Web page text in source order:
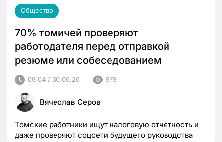
Общество
70% томичей проверяют
работодателя перед отправкой
резюме или собеседованием
09:04 / 30.06.26 979
Вячеслав Серов
Томские работники ищут налоговую отчетность и
даже проверяют соцсети будущего руководства